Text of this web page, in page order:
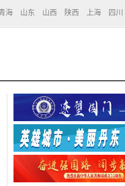
海 山东 山西 陕西 上海 四川